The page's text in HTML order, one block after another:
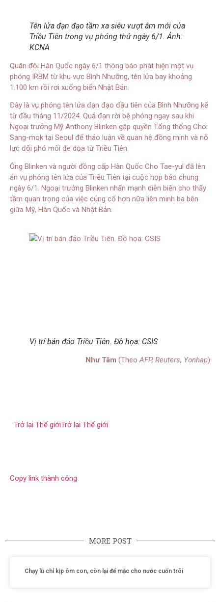
Tên lửa đạn đạo tầm xa siêu vượt âm mới của
Triều Tiên trong vụ phóng thử ngày 6/1. Ảnh:
KCNA
Quân đội Hàn Quốc ngày 6/1 thông báo phát hiện một vụ
phóng IRBM từ khu vực Bình Nhưỡng, tên lửa bay khoảng
1.100 km rồi rơi xuống biển Nhật Bản.
Đây là vụ phóng tên lửa đạn đạo đầu tiên của Bình Nhưỡng kể
từ đầu tháng 11/2024. Quả đạn rời bệ phóng ngay sau khi
Ngoại trưởng Mỹ Anthony Blinken gặp quyền Tổng thống Choi
Sang-mok tại Seoul để thảo luận về quan hệ đồng minh và nỗ
lực đối phó mối đe dọa từ Triều Tiên.
Ông Blinken và người đồng cấp Hàn Quốc Cho Tae-yul đã lên
án vụ phóng tên lửa của Triều Tiên tại cuộc họp báo chung
ngày 6/1. Ngoại trưởng Blinken nhấn mạnh diễn biến cho thấy
tầm quan trọng của việc củng cố hơn nữa liên minh ba bên
giữa Mỹ, Hàn Quốc và Nhật Bản.
Vị trí bán đảo Triều Tiên. Đồ họa: CSIS
Như Tâm (TheoAFP, Reuters, Yonhap)
Trở lại Thế giớiTrở lại Thế giới
Copy link thành công
MORE POST
Chạy lũ chỉ kịp ôm con, còn lại để mặc cho nước cuốn trôi